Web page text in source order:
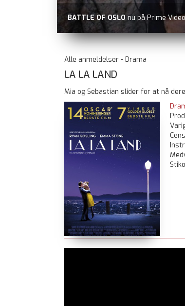
BATTLE OF OSLO nu på Prime
Alle anmeldelser - Drama
LA LA LAND
Mia og Sebastian slider for at nå